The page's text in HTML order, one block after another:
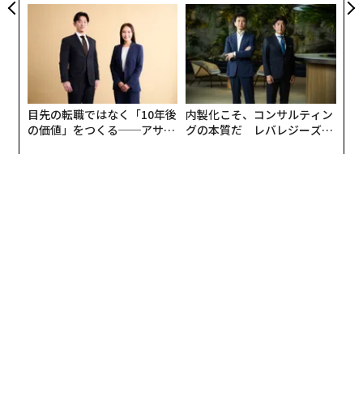
な組織のつくり方
目先の転職ではなく「10年後
の価値」をつくる──アサイ
内製化こそ、コンサルティン
グの本質だ レバレジーズが